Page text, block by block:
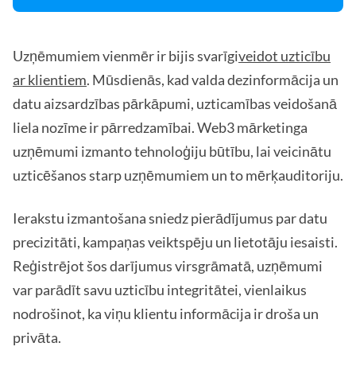
Uzņēmumiem vienmēr ir bijis svarīgiveidot uzticību
ar klientiem. Mūsdienās, kad valda dezinformācija un
datu aizsardzības pārkāpumi, uzticamības veidošanā
liela nozīme ir pārredzamībai. Web3 mārketinga
uzņēmumi izmanto tehnoloģiju būtību, lai veicinātu
uzticēšanos starp uzņēmumiem un to mērķauditoriju.
Ierakstu izmantošana sniedz pierādījumus par datu
precizitāti, kampaņas veiktspēju un lietotāju iesaisti.
Reģistrējot šos darījumus virsgrāmatā, uzņēmumi
var parādīt savu uzticību integritātei, vienlaikus
nodrošinot, ka viņu klientu informācija ir droša un
privāta.